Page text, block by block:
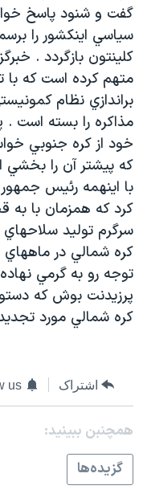
صفحه
اصلی
جهش
به
جستجو
جهان
ورزشی
گزیده‌ها
ویژه برنامه‌ها
ویدیوها
فرهنگ و زندگی
حقوق شهروندی
اقتصادی
علم و فناوری
اسرائیل در جنگ
گالری عکس
آرشیو پخش زنده
صفحه‌های ویژه
جام جهانی ۲۰۲۶
عملیات خشم حماسی
۲۵۰سالگی آمریکا
بایگانی برنامه‌های
مستندها
انتخابات ریاست جمهوری
حمله جمهوری اسلامی
رمز مهسا
ورزش زنان در ایران
اعتراضات زن، زندگی،
مجموعه مستندهای
دادگاه حمید نوری
اعتراضات مردمی آبان ۹۸
فرکانس‌های صدای
پخش رادیویی
یادگیری زبان انگلیسی
دنبال کنید
زبانهای مختلف
گفت و شنود پاسخ
سياسي اينکشور را
کلينتون بازگردد .
متهم کرده است که با
براندازي نظام
مذاکره را بسته است .
خود از کره جنوبي
که پيشتر آن را بخشي
با اينهمه رئيس
کرد که همزمان با
سرگرم توليد
کره شمالي در ماههاي
توجه رو به گرمي
پرزيدنت بوش که
کره شمالي مورد
اشتراک us
همچنبن ببینید:
گزيده‌ها